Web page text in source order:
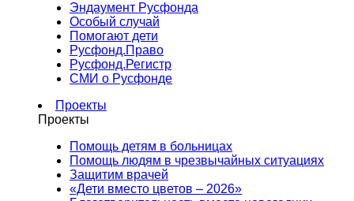
Эндаумент Русфонда
Особый случай
Помогают дети
Русфонд.Право
Русфонд.Регистр
СМИ о Русфонде
Проекты
Проекты
Помощь детям в больницах
Помощь людям в чрезвычайных ситуациях
Защитим врачей
«Дети вместо цветов – 2026»